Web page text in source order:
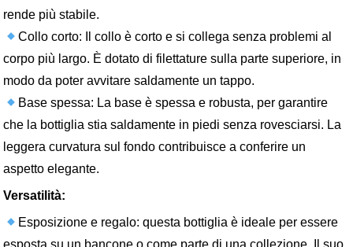
rende più stabile.
Collo corto: Il collo è corto e si collega senza problemi al
corpo più largo. È dotato di filettature sulla parte superiore, in
modo da poter avvitare saldamente un tappo.
Base spessa: La base è spessa e robusta, per garantire
che la bottiglia stia saldamente in piedi senza rovesciarsi. La
leggera curvatura sul fondo contribuisce a conferire un
aspetto elegante.
Versatilità:
Esposizione e regalo: questa bottiglia è ideale per essere
esposta su un bancone o come parte di una collezione. Il suo